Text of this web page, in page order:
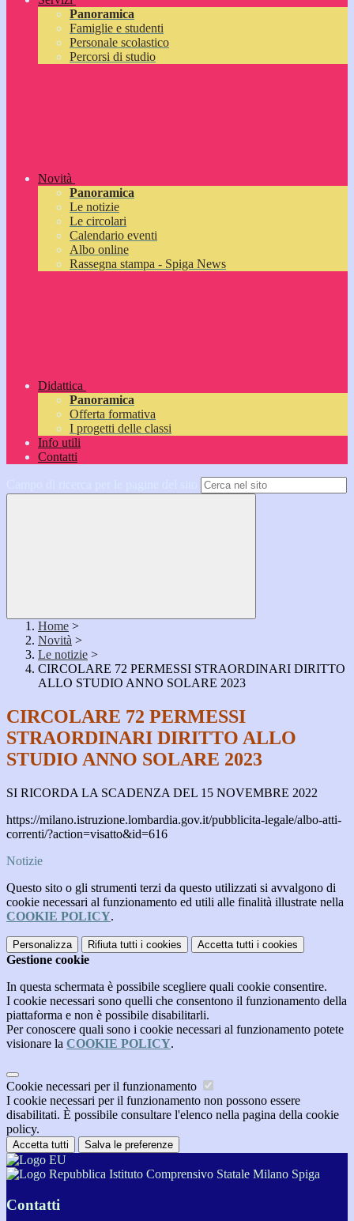
Panoramica
Famiglie e studenti
Personale scolastico
Percorsi di studio
Novità
Panoramica
Le notizie
Le circolari
Calendario eventi
Albo online
Rassegna stampa - Spiga News
Didattica
Panoramica
Offerta formativa
I progetti delle classi
Info utili
Contatti
Home >
Novità >
Le notizie >
CIRCOLARE 72 PERMESSI STRAORDINARI DIRITTO
ALLO STUDIO ANNO SOLARE 2023
CIRCOLARE 72 PERMESSI
STRAORDINARI DIRITTO ALLO
STUDIO ANNO SOLARE 2023
SI RICORDA LA SCADENZA DEL 15 NOVEMBRE 2022
https://milano.istruzione.lombardia.gov.it/pubblicita-legale/albo-atti-
correnti/?action=visatto&id=616
Notizie
Questo sito o gli strumenti terzi da questo utilizzati si avvalgono di
cookie necessari al funzionamento ed utili alle finalità illustrate nella
COOKIE POLICY.
Personalizza Rifiuta tutti i cookies Accetta tutti i cookies
Gestione cookie
In questa schermata è possibile scegliere quali cookie consentire.
I cookie necessari sono quelli che consentono il funzionamento della
piattaforma e non è possibile disabilitarli.
Per conoscere quali sono i cookie necessari al funzionamento potete
visionare la COOKIE POLICY.
Cookie necessari per il funzionamento
I cookie necessari per il funzionamento non possono essere
disabilitati. È possibile consultare l'elenco nella pagina della cookie
policy.
Accetta tutti Salva le preferenze
Istituto Comprensivo Statale Milano Spiga
Contatti